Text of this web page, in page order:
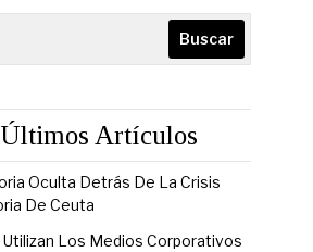
Buscar
Últimos Artículos
Oculta Detrás De La Crisis
De Ceuta
Los Medios Corporativos